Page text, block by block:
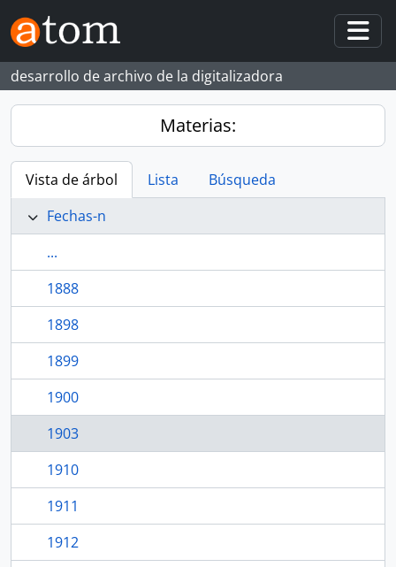
Skip to main content
desarrollo de archivo de la digitalizadora
Materias:
Vista de árbol Lista
Búsqueda
Fechas-n
...
1888
1898
1899
1900
1903
1910
1911
1912